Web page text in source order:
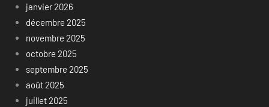
janvier 2026
décembre 2025
novembre 2025
octobre 2025
septembre 2025
août 2025
juillet 2025